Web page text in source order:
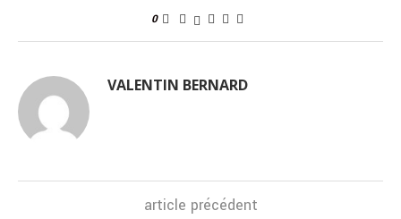
0
VALENTIN BERNARD
article précédent